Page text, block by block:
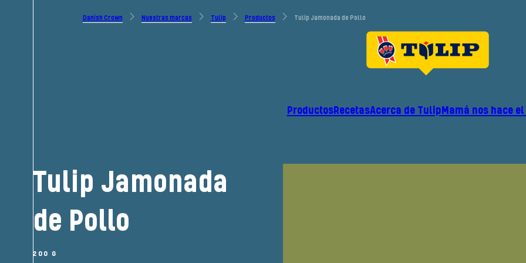
Danish Crown Nuestras marcas Tulip Productos Tulip Jamonada de Pollo
ProductosRecetasAcerca de TulipMamá nos hace
Tulip Jamonada
de Pollo
200 G